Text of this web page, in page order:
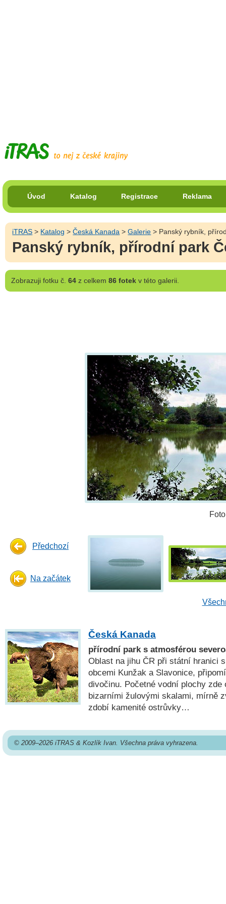
Úvod Katalog Registrace Reklama
iTRAS > Katalog >Česká Kanada >Galerie > Panský rybník,
Panský rybník, přírodní park
Zobrazujifotku č. 64z celkem 86 fotekv této galerii.
Předchozí
Na začátek
Česká Kanada
přírodní park s atmosférou
Oblast na jihu ČR při státní hranici
obcemi Kunžak a Slavonice,
divočinu. Početné vodní plochy
bizarními žulovými skalami, mírně
zdobí kamenité ostrůvky…
© 2009–2026 iTRAS & Kozlík Ivan. Všechna práva vyhrazena.